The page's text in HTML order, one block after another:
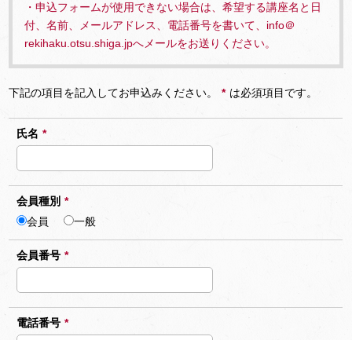
・申込フォームが使用できない場合は、希望する講座名と日
付、名前、メールアドレス、電話番号を書いて、info＠
rekihaku.otsu.shiga.jpへメールをお送りください。
下記の項目を記入してお申込みください。 * は必須項目です。
氏名 *
会員種別 *
会員
一般
会員番号 *
電話番号 *